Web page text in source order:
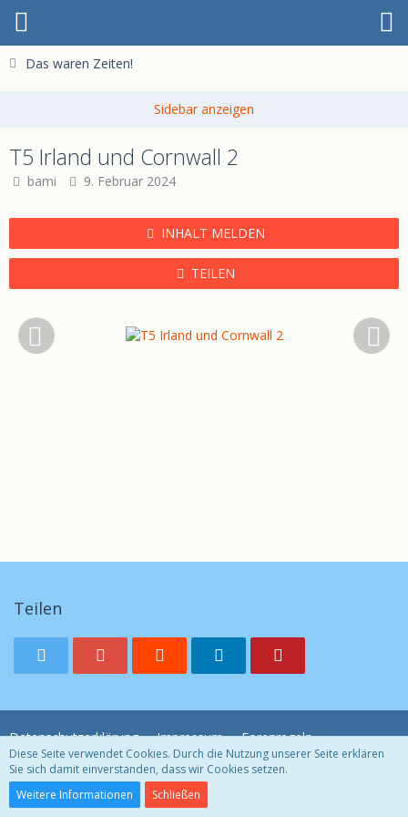
Das waren Zeiten!
T5 Irland und Cornwall 2
bami 9. Februar 2024
INHALT MELDEN
TEILEN
Teilen
Datenschutzerklärung Impressum Forenregeln
Community-Software:
Diese Seite verwendet Cookies. Durch die Nutzung unserer Seite erklären
Sie sich damit einverstanden, dass wir Cookies setzen.
Weitere Informationen
Schließen